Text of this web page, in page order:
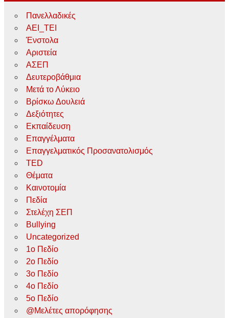
Πανελλαδικές
ΑΕΙ_ΤΕΙ
Ένστολα
Αριστεία
ΑΣΕΠ
Δευτεροβάθμια
Μετά το Λύκειο
Βρίσκω Δουλειά
Δεξιότητες
Εκπαίδευση
Επαγγέλματα
Επαγγελματικός Προσανατολισμός
TED
Θέματα
Καινοτομία
Πεδία
Στελέχη ΣΕΠ
Bullying
Uncategorized
1ο Πεδίο
2ο Πεδίο
3ο Πεδίο
4ο Πεδίο
5ο Πεδίο
@Μελέτες απορόφησης